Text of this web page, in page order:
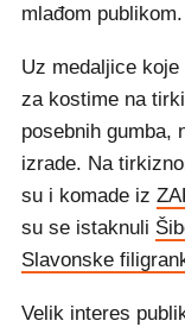
mlađom publikom.
Uz medaljice
za kostime na
posebnih gumba,
izrade. Na
su i komade iz
su se istaknuli
Slavonske
Velik interes